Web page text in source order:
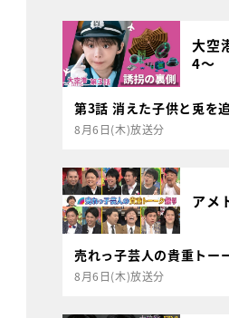
大空
4～
第3話 消えた子供と兎を
8月6日(木)放送分
アメ
売れっ子芸人の貴重トー
8月6日(木)放送分